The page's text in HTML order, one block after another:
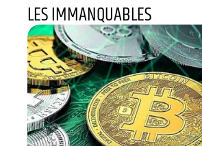
LES IMMANQUABLES